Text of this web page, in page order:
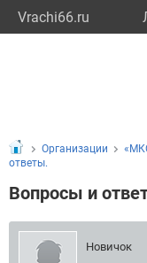
Vrachi66.ru
Организации
ответы.
Вопросы и
Новичок